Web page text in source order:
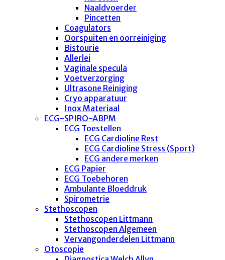
Naaldvoerder
Pincetten
Coagulators
Oorspuiten en oorreiniging
Bistourie
Allerlei
Vaginale specula
Voetverzorging
Ultrasone Reiniging
Cryo apparatuur
Inox Materiaal
ECG-SPIRO-ABPM
ECG Toestellen
ECG Cardioline Rest
ECG Cardioline Stress (Sport)
ECG andere merken
ECG Papier
ECG Toebehoren
Ambulante Bloeddruk
Spirometrie
Stethoscopen
Stethoscopen Littmann
Stethoscopen Algemeen
Vervangonderdelen Littmann
Otoscopie